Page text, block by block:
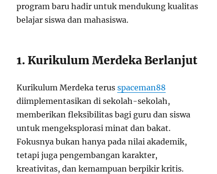
program baru hadir untuk mendukung kualitas
belajar siswa dan mahasiswa.
1. Kurikulum Merdeka Berlanjut
Kurikulum Merdeka terusspaceman88
diimplementasikan di sekolah-sekolah,
memberikan fleksibilitas bagi guru dan siswa
untuk mengeksplorasi minat dan bakat.
Fokusnya bukan hanya pada nilai akademik,
tetapi juga pengembangan karakter,
kreativitas, dan kemampuan berpikir kritis.